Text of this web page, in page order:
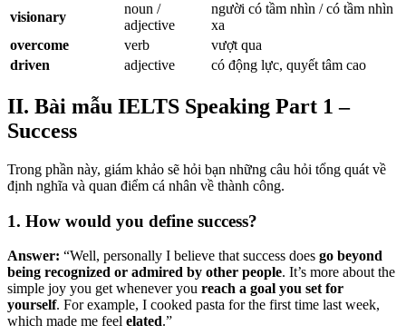
visionary
noun /
adjective
người có tầm nhìn / có tầm nhìn
xa
overcome
verb
vượt qua
driven
adjective có động lực, quyết tâm cao
II. Bài mẫu IELTS Speaking Part 1 –
Success
Trong phần này, giám khảo sẽ hỏi bạn những câu hỏi tổng quát về
định nghĩa và quan điểm cá nhân về thành công.
1. How would you define success?
Answer: “Well, personally I believe that success does go beyond
being recognized or admired by other people. It’s more about the
simple joy you get whenever you reach a goal you set for
yourself. For example, I cooked pasta for the first time last week,
which made me feel elated.”